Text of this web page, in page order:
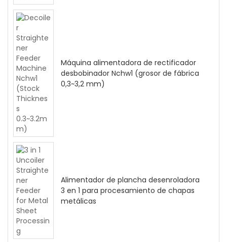
Máquina alimentadora de rectificador
desbobinador Nchw1 (grosor de fábrica
0,3~3,2 mm)
Alimentador de plancha desenroladora
3 en 1 para procesamiento de chapas
metálicas